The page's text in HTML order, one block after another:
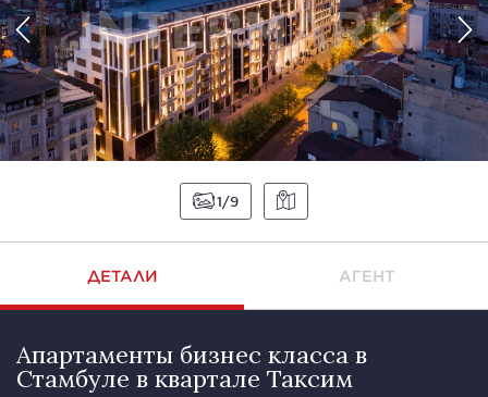
1 9
ДЕТАЛИ АГЕНТ
Апартаменты бизнес класса в
Стамбуле в квартале Таксим